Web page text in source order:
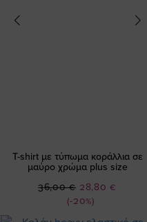
T-shirt με τύπωμα κοράλλια σε
μαύρο χρώμα plus size
(-20%)
Ειδική
Τιμή
28,80 €
36,00 €